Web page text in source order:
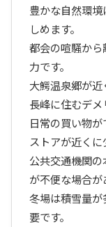
豊かな自然環
しめます。
都会の喧騒か
力です。
大鰐温泉郷が近
長峰に住むデメ
日常の買い物
ストアが近くに
公共交通機関
が不便な場合が
冬場は積雪量
要です。